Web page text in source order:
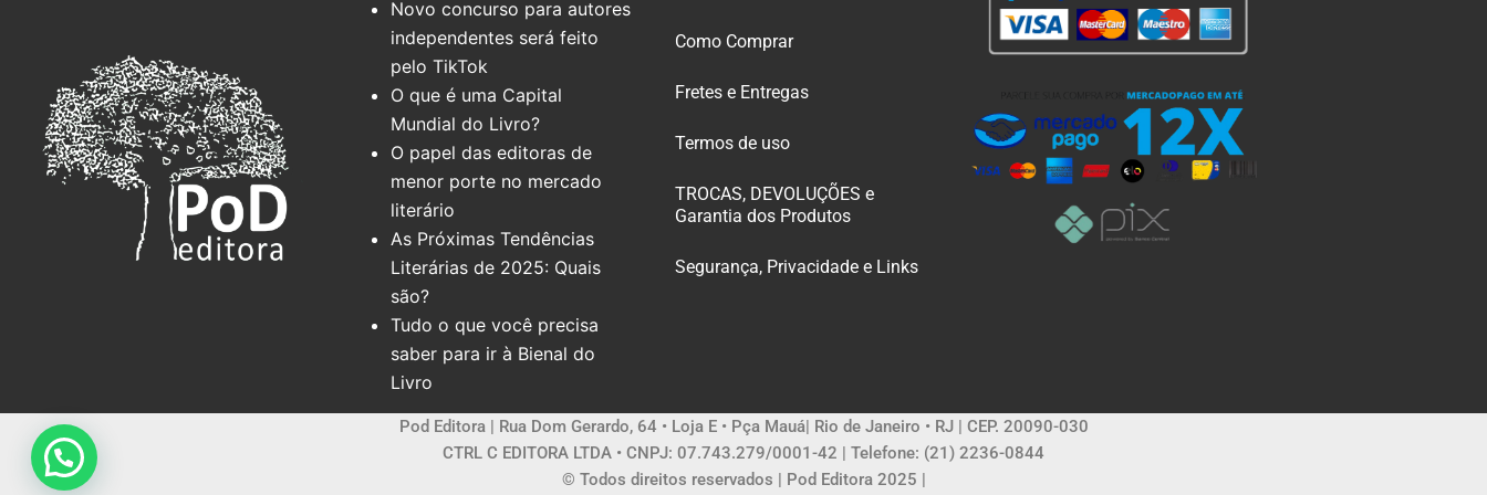
Novo concurso para autores
independentes será feito
pelo TikTok
O que é uma Capital
Mundial do Livro?
O papel das editoras de
menor porte no mercado
literário
As Próximas Tendências
Literárias de 2025: Quais
são?
Tudo o que você precisa
saber para ir à Bienal do
Livro
Como Comprar
Fretes e Entregas
Termos de uso
TROCAS, DEVOLUÇÕES e
Garantia dos Produtos
Segurança, Privacidade e Links
Pod Editora | Rua Dom Gerardo, 64 • Loja E • Pça Mauá| Rio de Janeiro • RJ | CEP. 20090-030
CTRL C EDITORA LTDA • CNPJ: 07.743.279/0001-42 | Telefone: (21) 2236-0844
© Todos direitos reservados | Pod Editora 2025 |